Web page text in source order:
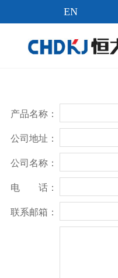
EN
关于恒大
恒大简介
恒大文化
公益活动
荣誉证书
资质证书
产品中心
避雷器系列
其他避雷器及电阻片
放电计数器、监测器
悬式复合绝缘子系列
针式复合绝缘子系列
最新产品
恒大资讯
新闻中心
视频中心
服务支持
客户服务
客户反馈
客户反馈
联系我们
联系我们
产品名称：
公司地址：
公司名称：
电 话：
联系邮箱：